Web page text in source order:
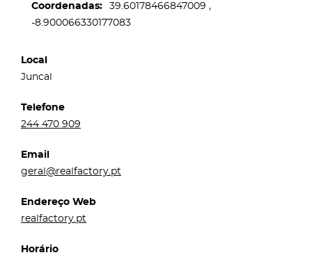
Coordenadas
39.60178466847009
-8.900066330177083
Local
Juncal
Telefone
244 470 909
Email
geral@realfactory.pt
Endereço Web
realfactory.pt
Horário